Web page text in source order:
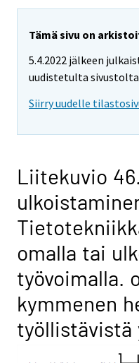
Tämä sivu on
5.4.2022 jälkeen
uudistetulta
Siirry uudelle
Liitekuvio
omalla tai
työvoimalla.
kymmenen